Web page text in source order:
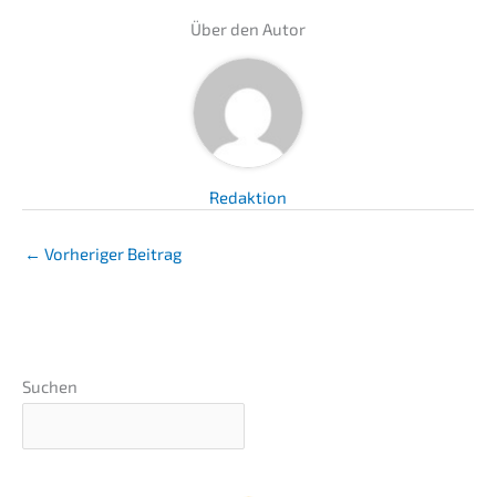
Über den Autor
Redaktion
← Vorheriger Beitrag
Suchen